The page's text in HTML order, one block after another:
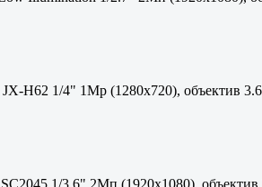
H62 1/4" 1Mp (1280х720), объектив
1/3.6" 2Мп (1920х1080),